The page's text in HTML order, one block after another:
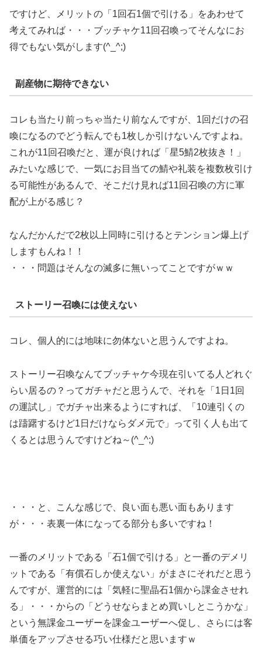
ですけど、メリットの「1回石1個で引ける」をあわせて
考えてみれば・・・ブッチャケ11回召喚ってそんなにお
得でもない気がします(^_^;)
副産物に期待できない
コレも当たり前っちゃ当たり前なんですが、1回だけの召
喚になるのでどう転んでも1枚しか引けないんですよね。
これが11回召喚だと、運が良ければ「星5鯖2枚抜き！」
みたいな感じで、一気にお目当ての鯖や礼装を複数枚引け
る可能性があるんで、そこだけ見れば11回召喚の方に軍
配が上がる感じ？
なんだかんだで2枚以上同時に引けるとテンション爆上げ
しますもんね！！
・・・問題はそんなの滅多に無いってことですがｗｗ
ストーリー召喚には使えない
コレ、個人的には地味に勿体ないと思うんですよね。
ストーリー召喚なんてブッチャケ今現在引いてる人どれぐ
らい居るの？ってガチャだと思うんで、それを「1日1回
の運試し」でガチャ出来るようにすれば、「10連引くの
は躊躇するけど1日だけならダメ元で」って引く人も出て
くるとは思うんですけどね～(^_^;)
・・・と、こんな感じで、良い面も悪い面もあります
が・・・表裏一体になってる部分も多いですね！
一番のメリットである「石1個で引ける」と一番のデメリ
ットである「有償石しか使えない」がまさにそれだと思う
んですが、運営的には「気軽に聖晶石1個から課金させれ
る」・・・からの「どうせならまとめ買いしとこうかな」
という無課金ユーザーを課金ユーザーへ促し、さらには客
単価をアップさせる巧い仕様だと思いますｗ